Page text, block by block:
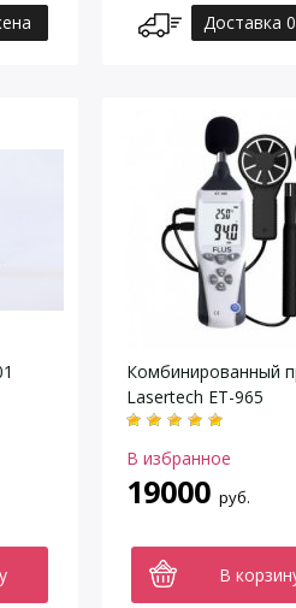
Доставка
Комбинированный
Lasertech ET-965
В избранное
19000 руб.
В